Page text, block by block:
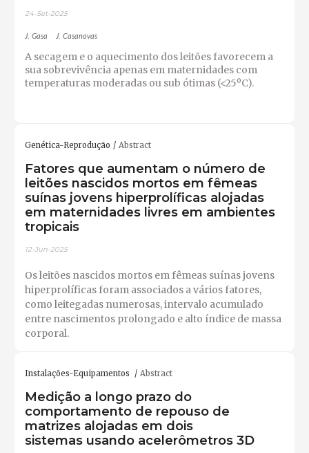
24-Set-2025
J. Gasa J. Casanovas
A secagem e o aquecimento dos leitões favorecem a
sua sobrevivência apenas em maternidades com
temperaturas moderadas ou sub ótimas (<25ºC).
Genética-Reprodução Abstract
Fatores que aumentam o número de
leitões nascidos mortos em fêmeas
suínas jovens hiperprolíficas alojadas
em maternidades livres em ambientes
tropicais
12-Jun-2025
Os leitões nascidos mortos em fêmeas suínas jovens
hiperprolíficas foram associados a vários fatores,
como leitegadas numerosas, intervalo acumulado
entre nascimentos prolongado e alto índice de massa
corporal.
Instalações-Equipamentos Abstract
Medição a longo prazo do
comportamento de repouso de
matrizes alojadas em dois
sistemas usando acelerômetros 3D